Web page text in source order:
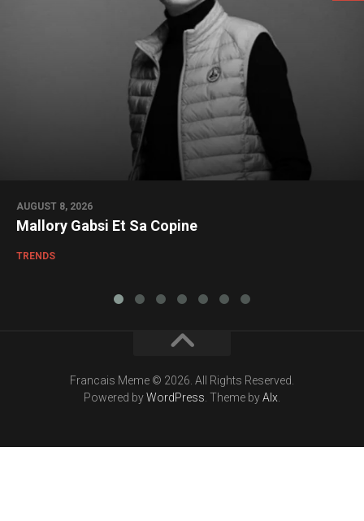
AUGUST 8, 2026
Mallory Gabsi Et Sa Copine
TRENDS
Francais Meme © 2026. All Rights Reserved.
Powered byWordPress . Theme byAlx